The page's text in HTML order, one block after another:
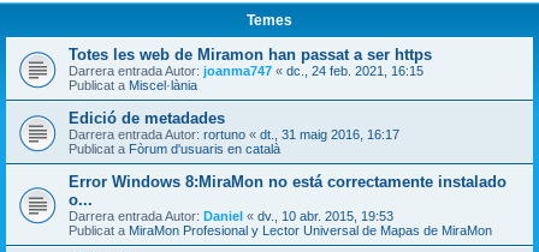
Temes
Totes les web de Miramon han passat a ser https
Darrera entrada Autor: joanma747 « dc., 24 feb. 2021, 16:15
Publicat a Miscel·lània
Edició de metadades
Darrera entrada Autor: rortuno « dt., 31 maig 2016, 16:17
Publicat a Fòrum d'usuaris en català
Error Windows 8:MiraMon no está correctamente instalado
o...
Darrera entrada Autor: Daniel « dv., 10 abr. 2015, 19:53
Publicat a MiraMon Profesional y Lector Universal de Mapas de MiraMon